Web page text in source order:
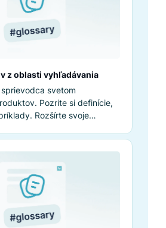
z oblasti vyhľadávania
svetom
Pozrite si definície,
Rozšírte svoje